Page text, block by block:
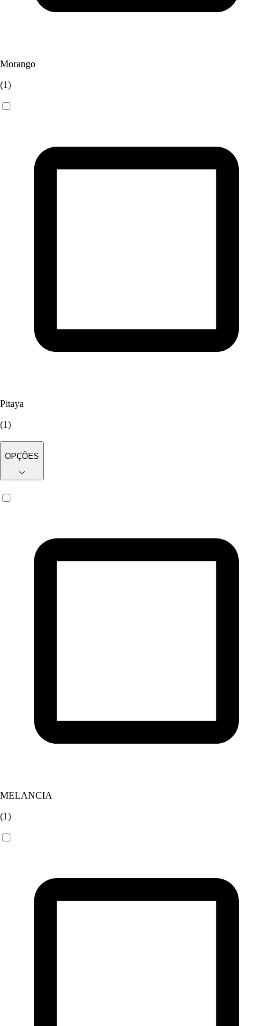
Morango
(1)
Pitaya
(1)
OPÇÕES
MELANCIA
(1)